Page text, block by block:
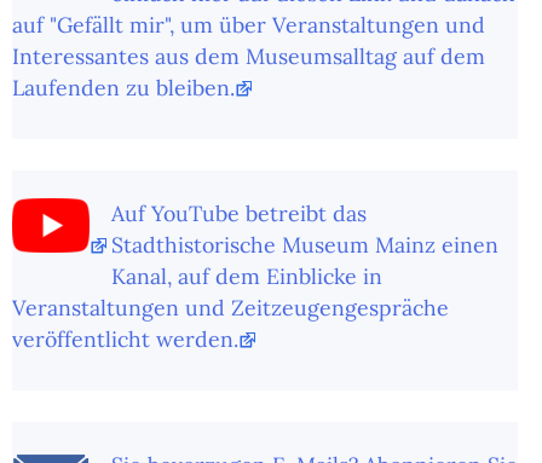
auf "Gefällt mir", um über Veranstaltungen und
Interessantes aus dem Museumsalltag auf dem
Laufenden zu bleiben.
Auf YouTube betreibt das
Stadthistorische Museum Mainz einen
Kanal, auf dem Einblicke in
Veranstaltungen und Zeitzeugengespräche
veröffentlicht werden.